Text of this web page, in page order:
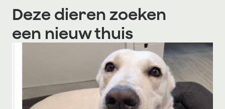
Deze dieren zoeken
een nieuw thuis